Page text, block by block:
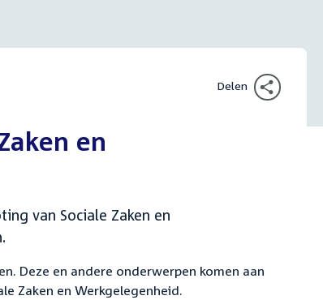
Delen
en
van Sociale Zaken en
Deze en andere onderwerpen komen aan
Zaken en Werkgelegenheid.